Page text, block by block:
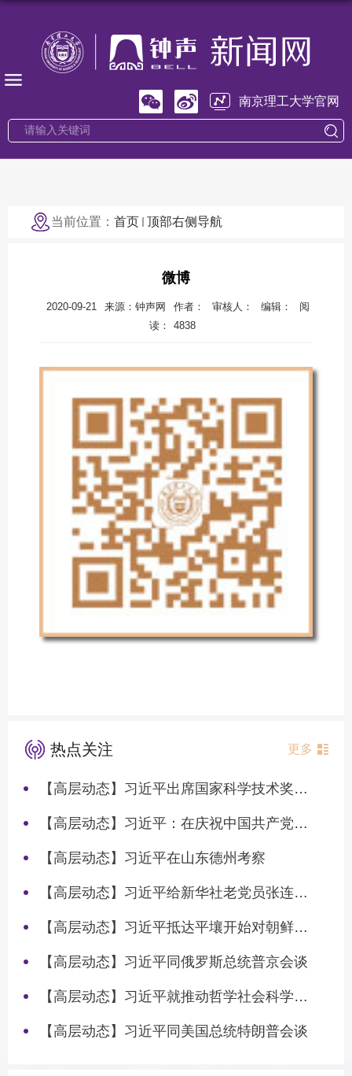
南京理工大学官网
当前位置： 首页 顶部右侧导航
微博
2020-09-21 来源：钟声网 作者： 审核人： 编辑：
阅
读：
4838
热点关注 更多
【高层动态】习近平出席国家科学技术奖励大会两院院士大会中国科协第十一次全国代表大会并发表重要讲话
【高层动态】习近平：在庆祝中国共产党成立105周年大会上的讲话
【高层动态】习近平在山东德州考察
【高层动态】习近平给新华社老党员张连生回信强调 传承红色基因 在新征程上书写优异答卷
【高层动态】习近平抵达平壤开始对朝鲜进行国事访问
【高层动态】习近平同俄罗斯总统普京会谈
【高层动态】习近平就推动哲学社会科学高质量发展作出重要指示
【高层动态】习近平同美国总统特朗普会谈